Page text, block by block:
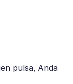
pulsa, Anda